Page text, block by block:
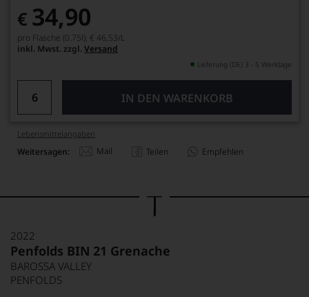
€ 34,90
pro Flasche (0.75l), € 46,53/L
inkl. Mwst. zzgl. Versand
Lieferung (DE) 3 - 5 Werktage
IN DEN WARENKORB
Lebensmittel­angaben
Weitersagen: Mail Teilen Empfehlen
2022
Penfolds BIN 21 Grenache
BAROSSA VALLEY
PENFOLDS